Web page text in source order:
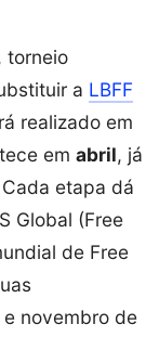
torneio
a LBFF
realizado em
em abril, já
etapa dá
Global (Free
de Free
novembro de